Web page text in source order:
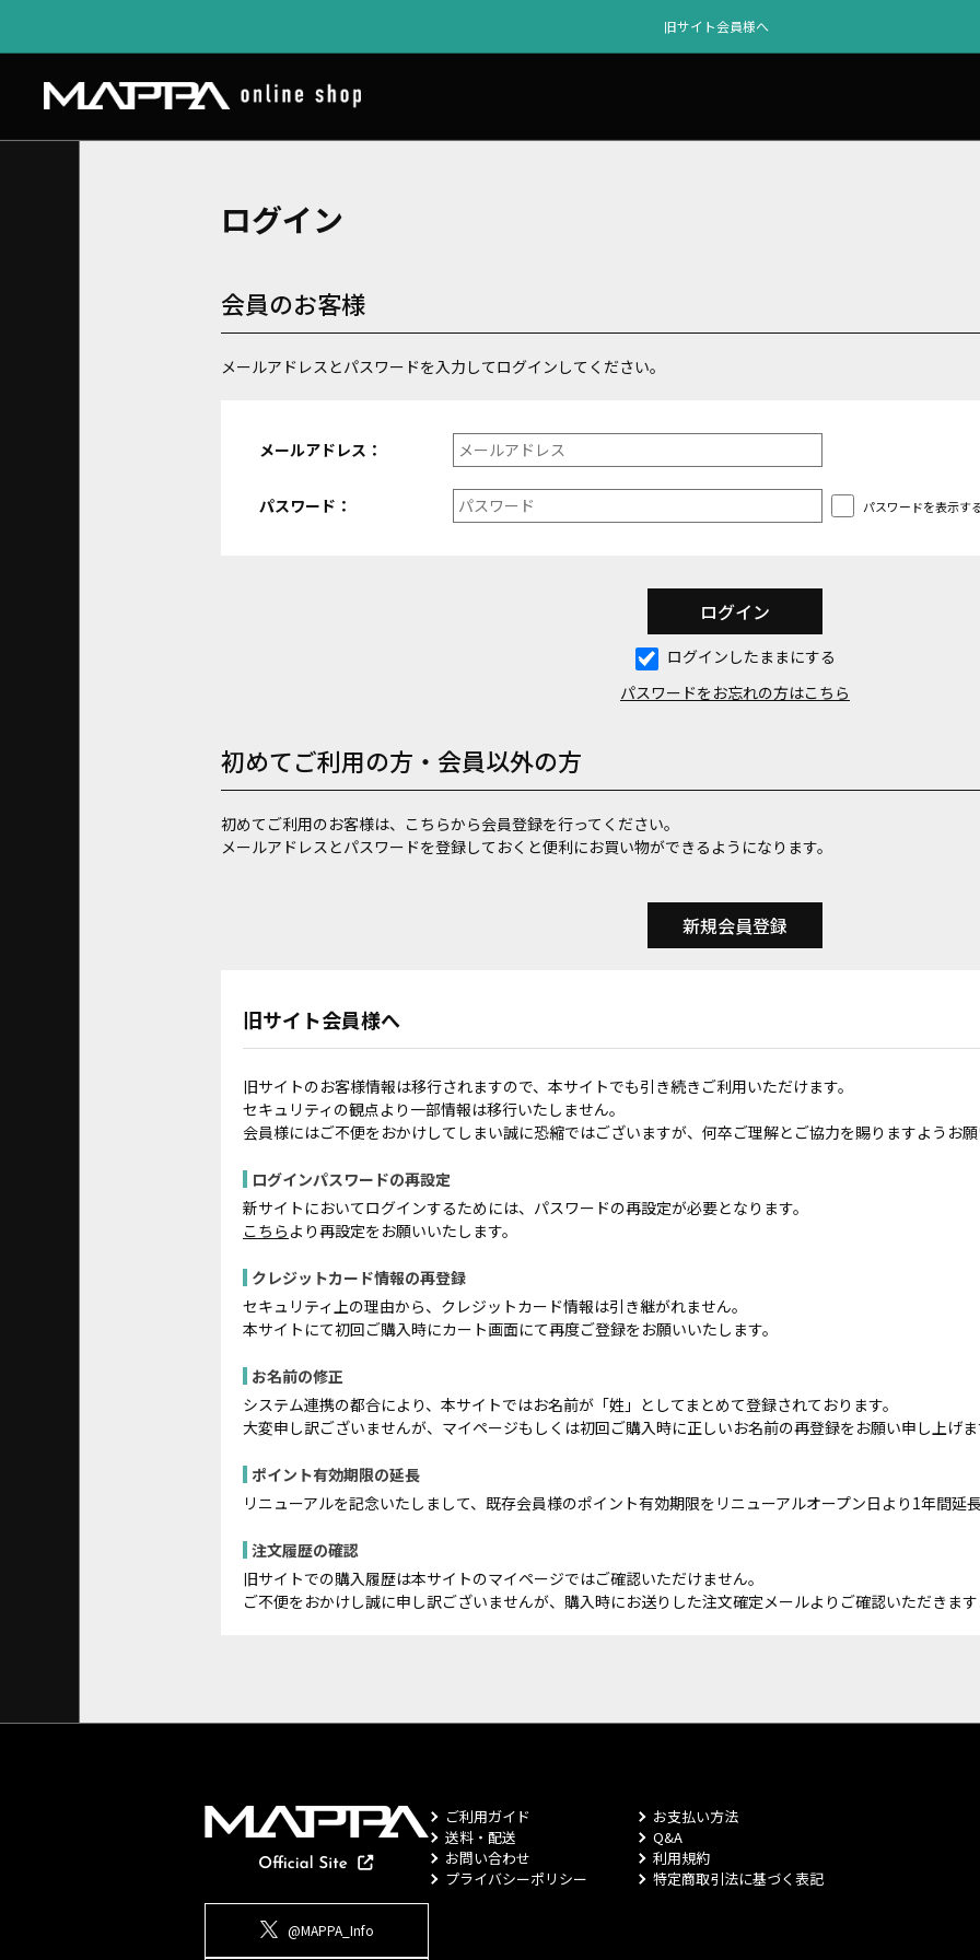
旧サイト会員様へ
ログイン
会員のお客様
メールアドレスとパスワードを入力してログインしてください。
メールアドレス：
パスワード： パスワードを表示す
ログインしたままにする
パスワードをお忘れの方はこちら
初めてご利用の方・会員以外の方
初めてご利用のお客様は、こちらから会員登録を行ってください。
メールアドレスとパスワードを登録しておくと便利にお買い物ができるようになります。
旧サイト会員様へ
旧サイトのお客様情報は移行されますので、本サイトでも引き続きご利用いただけます。
セキュリティの観点より一部情報は移行いたしません。
会員様にはご不便をおかけしてしまい誠に恐縮ではございますが、何卒ご理解とご協力を賜りますようお
ログインパスワードの再設定
新サイトにおいてログインするためには、パスワードの再設定が必要となります。
こちら より再設定をお願いいたします。
クレジットカード情報の再登録
セキュリティ上の理由から、クレジットカード情報は引き継がれません。
本サイトにて初回ご購入時にカート画面にて再度ご登録をお願いいたします。
お名前の修正
システム連携の都合により、本サイトではお名前が「姓」としてまとめて登録されております。
大変申し訳ございませんが、マイページもしくは初回ご購入時に正しいお名前の再登録をお願い申し上げ
ポイント有効期限の延長
リニューアルを記念いたしまして、既存会員様のポイント有効期限をリニューアルオープン日より1年間延
注文履歴の確認
旧サイトでの購入履歴は本サイトのマイページではご確認いただけません。
ご不便をおかけし誠に申し訳ございませんが、購入時にお送りした注文確定メールよりご確認いただきま
@MAPPA_Info
ご利用ガイド
お支払い方法
送料・配送
Q&A
お問い合わせ
利用規約
プライバシーポリシー
特定商取引法に基づく表記